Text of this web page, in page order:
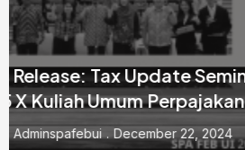
Press Release: Media
And Traning
By Adminspafebui